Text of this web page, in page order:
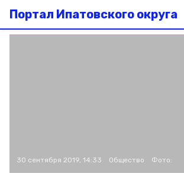
Портал Ипатовского округа
30 сентября 2019, 14:33 Общество Фото: